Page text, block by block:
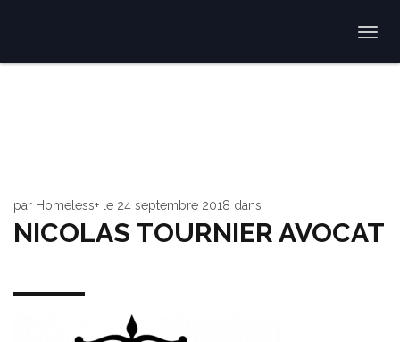
par Homeless+ le 24 septembre 2018 dans
NICOLAS TOURNIER AVOCAT